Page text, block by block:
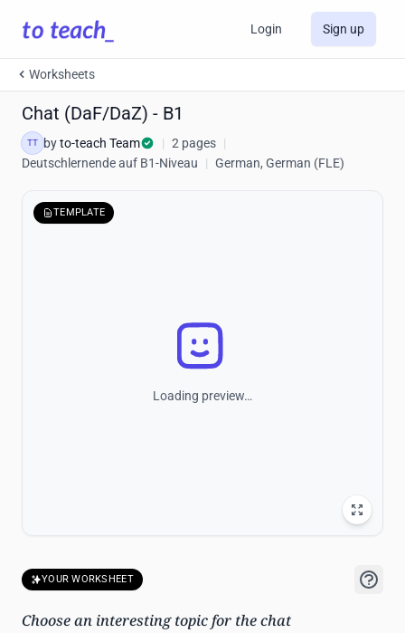
Login Sign up
Worksheets
Chat (DaF/DaZ) - B1
TT byto-teach Team | 2 pages |
Deutschlernende auf B1-Niveau
| German, German (FLE)
TEMPLATE
Loading preview…
YOUR WORKSHEET
Choose an interesting topic for the chat